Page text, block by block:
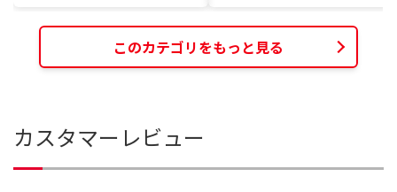
このカテゴリをもっと見る
カスタマーレビュー